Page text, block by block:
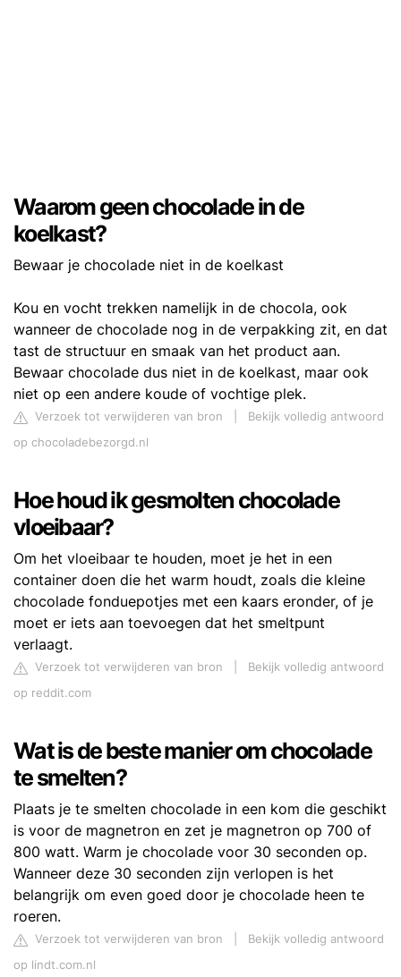
Waarom geen chocolade in de
koelkast?
Bewaar je chocolade niet in de koelkast
Kou en vocht trekken namelijk in de chocola, ook
wanneer de chocolade nog in de verpakking zit, en dat
tast de structuur en smaak van het product aan.
Bewaar chocolade dus niet in de koelkast, maar ook
niet op een andere koude of vochtige plek.
Verzoek tot verwijderen van bron
Bekijk volledig antwoord
op chocoladebezorgd.nl
Hoe houd ik gesmolten chocolade
vloeibaar?
Om het vloeibaar te houden, moet je het in een
container doen die het warm houdt, zoals die kleine
chocolade fonduepotjes met een kaars eronder, of je
moet er iets aan toevoegen dat het smeltpunt
verlaagt.
Verzoek tot verwijderen van bron
Bekijk volledig antwoord
op reddit.com
Wat is de beste manier om chocolade
te smelten?
Plaats je te smelten chocolade in een kom die geschikt
is voor de magnetron en zet je magnetron op 700 of
800 watt. Warm je chocolade voor 30 seconden op.
Wanneer deze 30 seconden zijn verlopen is het
belangrijk om even goed door je chocolade heen te
roeren.
Verzoek tot verwijderen van bron
Bekijk volledig antwoord
op lindt.com.nl